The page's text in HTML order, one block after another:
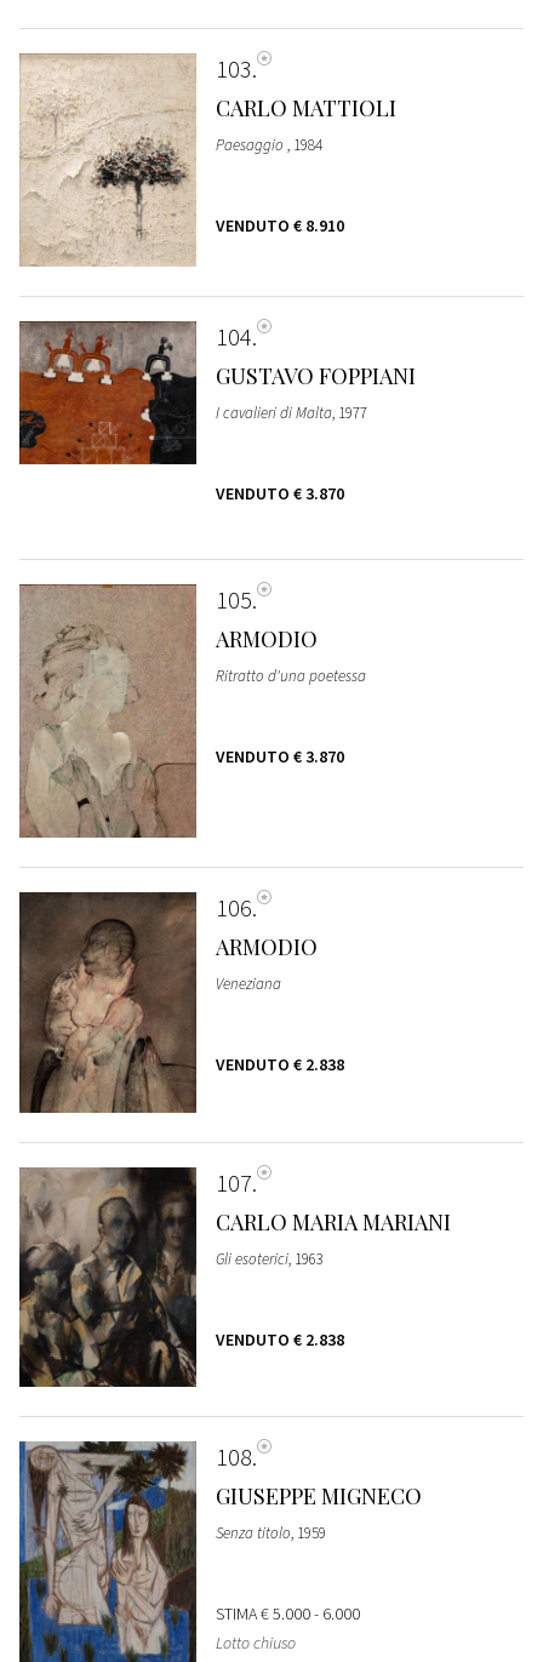
103
CARLO MATTIOLI
Paesaggio , 1984
VENDUTO € 8.910
104
GUSTAVO FOPPIANI
I cavalieri di Malta, 1977
VENDUTO € 3.870
105
ARMODIO
Ritratto d'una poetessa
VENDUTO € 3.870
106
ARMODIO
Veneziana
VENDUTO € 2.838
107
CARLO MARIA MARIANI
Gli esoterici, 1963
VENDUTO € 2.838
108
GIUSEPPE MIGNECO
Senza titolo, 1959
STIMA€ 5.000 - 6.000
Lotto chiuso